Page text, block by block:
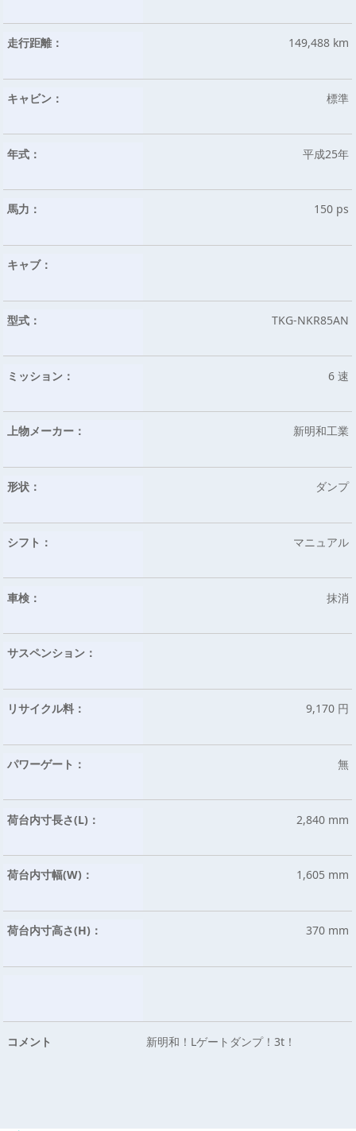
走行距離： 149,488 km
キャビン： 標準
年式： 平成25年
馬力： 150 ps
キャブ：
型式： TKG-NKR85AN
ミッション： 6 速
上物メーカー： 新明和工業
形状： ダンプ
シフト： マニュアル
車検： 抹消
サスペンション：
リサイクル料： 9,170 円
パワーゲート： 無
荷台内寸長さ(L)： 2,840 mm
荷台内寸幅(W)： 1,605 mm
荷台内寸高さ(H)： 370 mm
コメント 新明和！Lゲートダンプ！3t！